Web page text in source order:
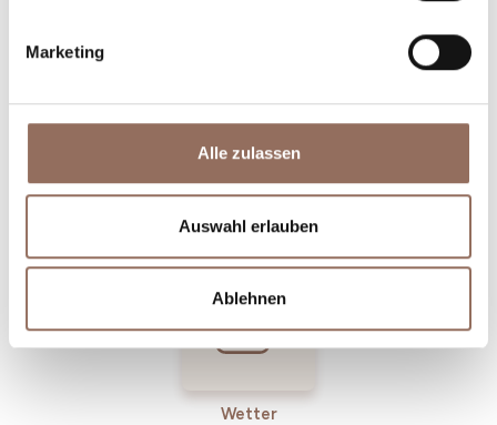
Marketing
Alle zulassen
Auswahl erlauben
Ablehnen
Incoming-
Dienste
Wetter